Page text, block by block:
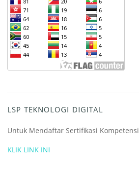
LSP TEKNOLOGI DIGITAL
Untuk Mendaftar Sertifikasi Kompetensi
KLIK LINK INI